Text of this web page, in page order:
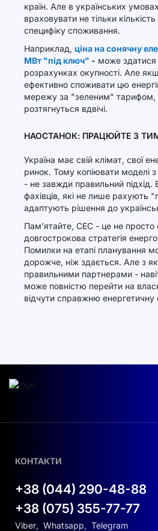
країн. Але в українських
враховувати не тільки
специфіку споживання.
Наприклад, ціна на сонячну
МВт "під ключ" - може здатися
розрахунках окупності. Але
ефективно споживати цю
мережу за "зеленим" тарифом,
розтягнуться вдвічі.
НАОСТАНОК: ПРАЦЮЙТЕ З
Україна має свій клімат, свої
ринок. Тому копіювати моделі з
- не завжди правильний підхід.
фахівців, які не лише рахують
адаптують рішення до
Пам’ятайте, СЕС - це не просто
довгострокова стратегія
Помилки на етапі планування
дорожче, ніж здається. Але з
правильними партнерами -
може повністю перейти на
відчути справжню енергетичну
КОНТАКТИ
+38 (044) 290-48-88
+38 (075) 355-77-77
Viber, Whatsapp, Telegram